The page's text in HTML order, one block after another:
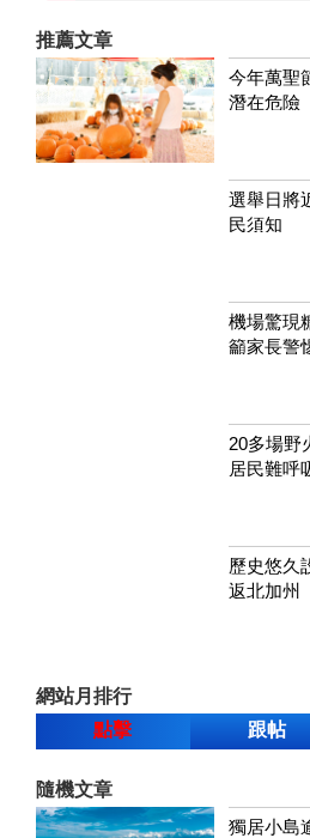
推薦文章
今年萬聖
潛在危險
選舉日將
民須知
機場驚現
籲家長警
20多場野
居民難呼
歷史悠久
返北加州
網站月排行
點擊
跟帖
隨機文章
獨居小島